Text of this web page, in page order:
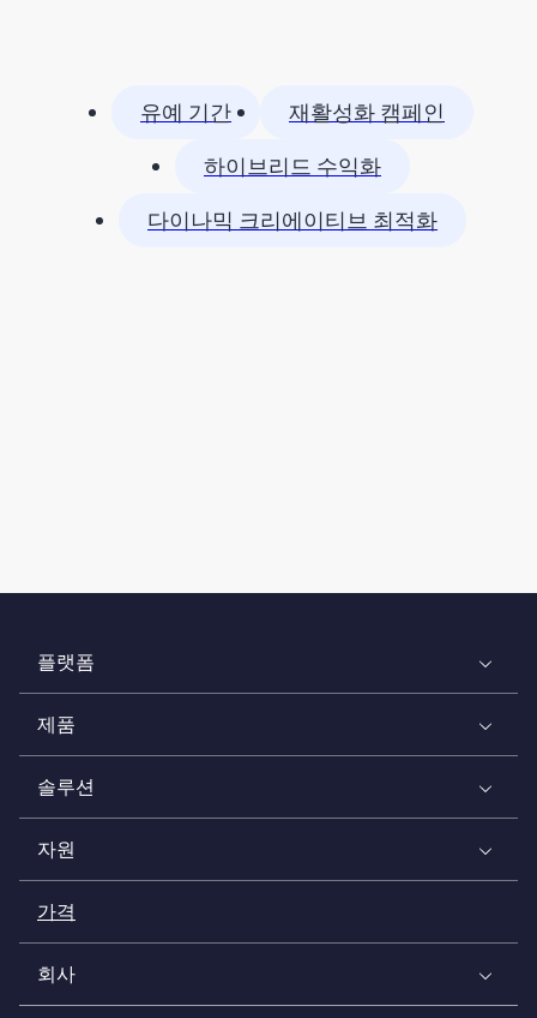
유예 기간
재활성화 캠페인
하이브리드 수익화
다이나믹 크리에이티브 최적화
플랫폼
제품
솔루션
자원
가격
회사